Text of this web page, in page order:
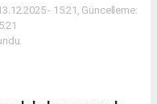
- 15:21, Güncelleme: